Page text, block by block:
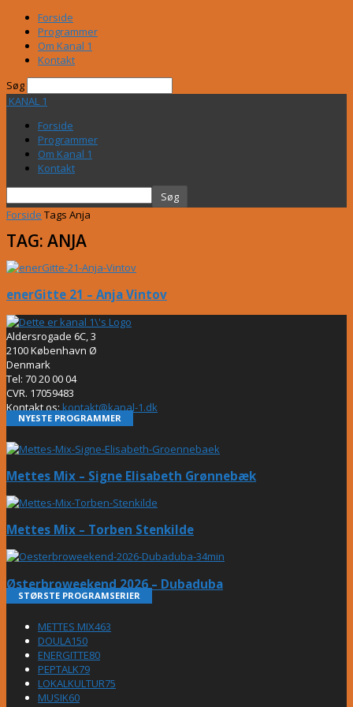
Forside
Programmer
Om Kanal 1
Kontakt
Søg
KANAL 1
Forside
Programmer
Om Kanal 1
Kontakt
Forside Tags Anja
TAG: ANJA
enerGitte 21 – Anja Vintov
Aldersrogade 6C, 3
2100 København Ø
Denmark
Tel: 70 20 00 04
CVR. 17059483
Kontakt os: kontakt@kanal-1.dk
NYESTE PROGRAMMER
Mettes Mix – Signe Elisabeth Grønnebæk
Mettes Mix – Torben Stenkilde
Østerbroweekend 2026 – Dubaduba
STØRSTE PROGRAMSERIER
METTES MIX463
DOULA150
ENERGITTE80
PEPTALK79
LOKALKULTUR75
MUSIK60